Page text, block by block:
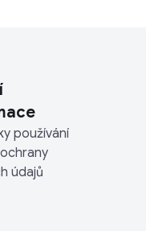
používání
údajů